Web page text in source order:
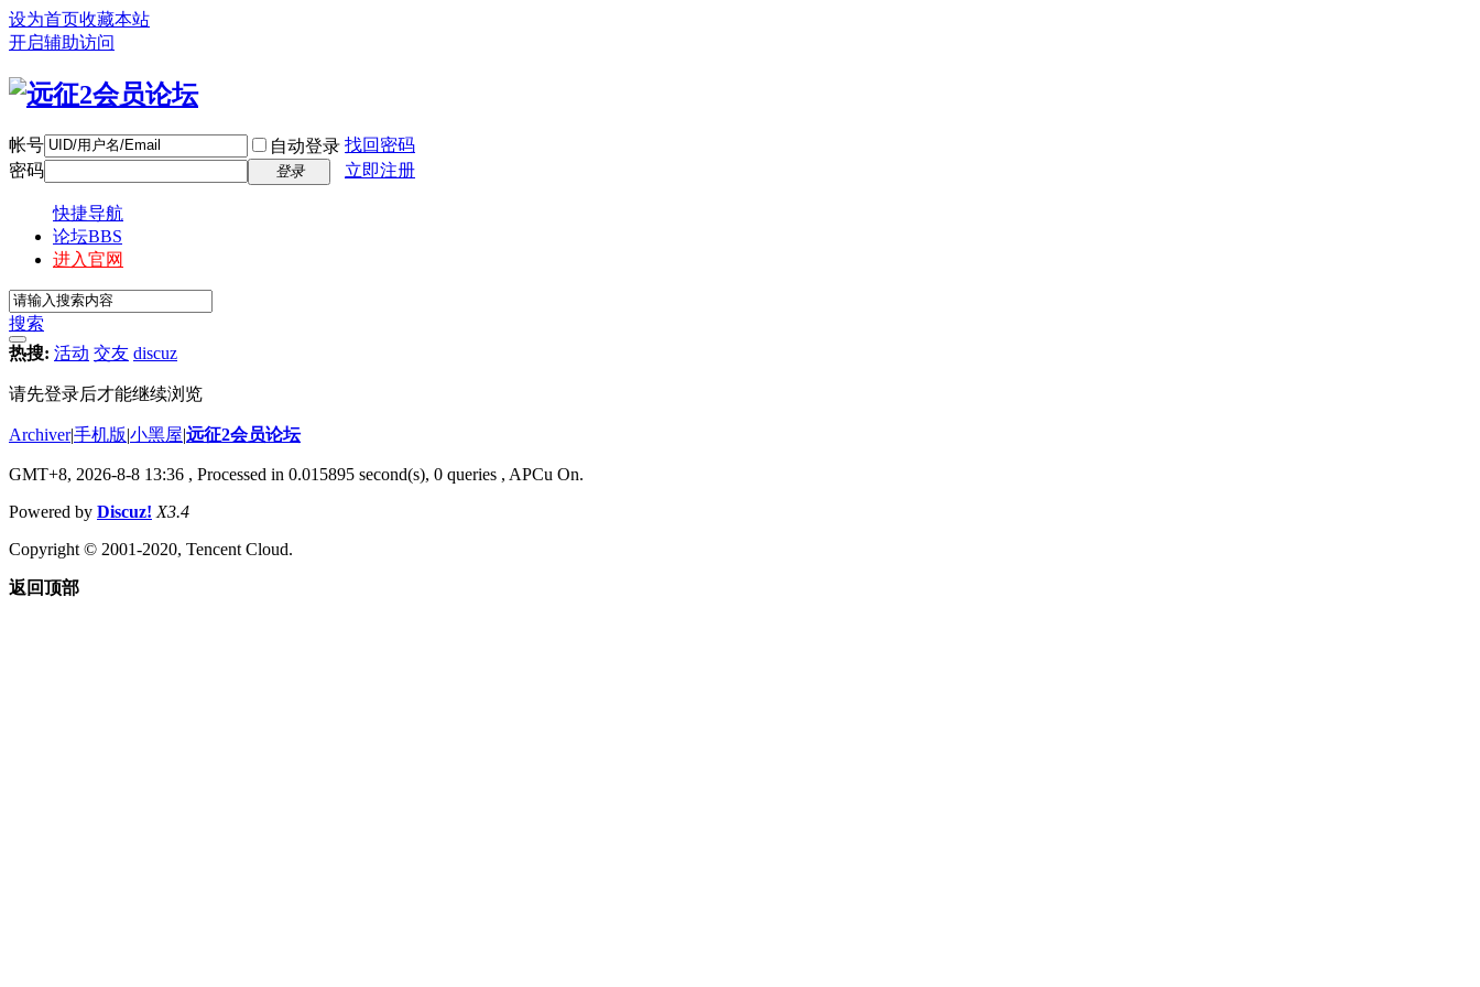
设为首页收藏本站
开启辅助访问
帐号 自动登录 找回密码
密码
登录 立即注册
快捷导航
论坛BBS
进入官网
搜索
热搜: 活动 交友 discuz
请先登录后才能继续浏览
Archiver|手机版|小黑屋|远征2会员论坛
GMT+8, 2026-8-8 13:36 , Processed in 0.015895 second(s), 0 queries , APCu On.
Powered by Discuz! X3.4
Copyright © 2001-2020, Tencent Cloud.
返回顶部